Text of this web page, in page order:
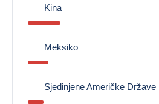
Kina
Meksiko
Sjedinjene Američke Države